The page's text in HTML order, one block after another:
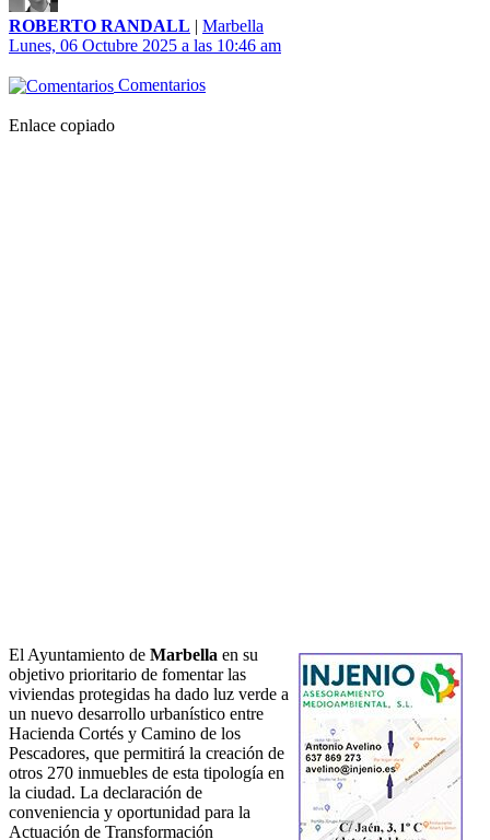
ROBERTO RANDALL | Marbella
Lunes, 06 Octubre 2025 a las 10:46 am
Comentarios
Enlace copiado
El Ayuntamiento de Marbella en su
objetivo prioritario de fomentar las
viviendas protegidas ha dado luz verde a
un nuevo desarrollo urbanístico entre
Hacienda Cortés y Camino de los
Pescadores, que permitirá la creación de
otros 270 inmuebles de esta tipología en
la ciudad. La declaración de
conveniencia y oportunidad para la
Actuación de Transformación